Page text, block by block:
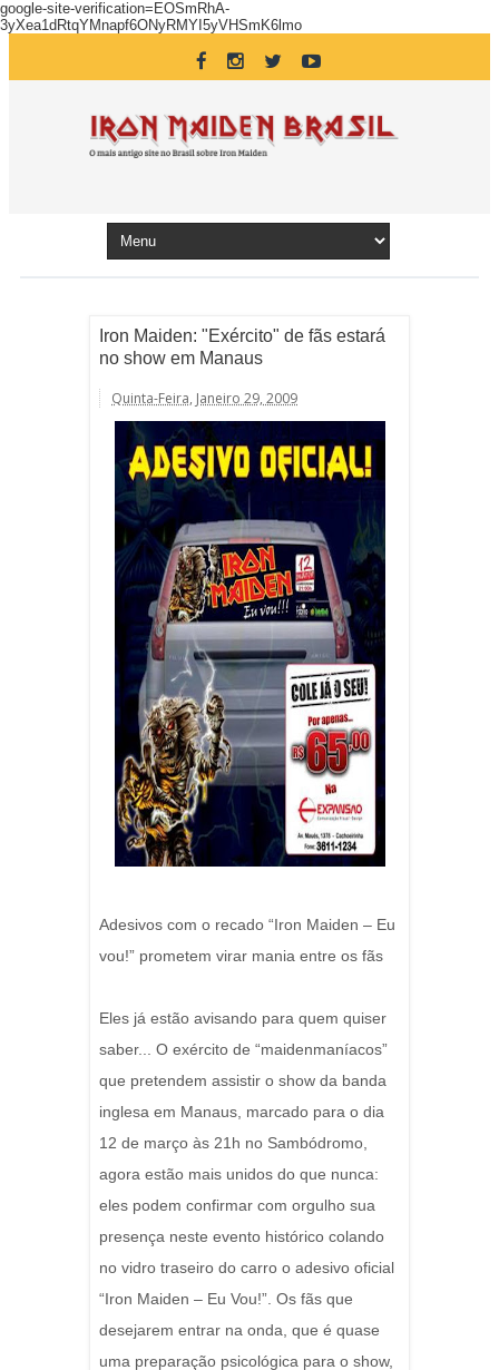
google-site-verification=EOSmRhA-
3yXea1dRtqYMnapf6ONyRMYI5yVHSmK6lmo
Iron Maiden: "Exército" de fãs estará
no show em Manaus
Quinta-Feira, Janeiro 29, 2009
Adesivos com o recado “Iron Maiden – Eu
vou!” prometem virar mania entre os fãs
Eles já estão avisando para quem quiser
saber... O exército de “maidenmaníacos”
que pretendem assistir o show da banda
inglesa em Manaus, marcado para o dia
12 de março às 21h no Sambódromo,
agora estão mais unidos do que nunca:
eles podem confirmar com orgulho sua
presença neste evento histórico colando
no vidro traseiro do carro o adesivo oficial
“Iron Maiden – Eu Vou!”. Os fãs que
desejarem entrar na onda, que é quase
uma preparação psicológica para o show,